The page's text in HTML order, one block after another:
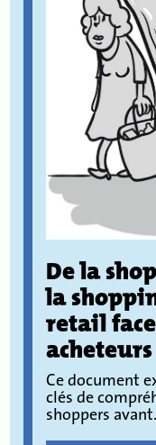
De la
la
retail
acheteurs
Ce document
clés de
shoppers